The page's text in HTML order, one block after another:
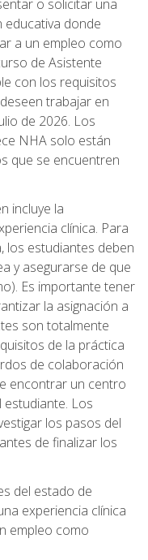
o solicitar una
educativa donde
a un empleo como
de Asistente
con los requisitos
trabajar en
de 2026. Los
NHA solo están
que se encuentren
incluye la
clínica. Para
los estudiantes deben
y asegurarse de que
Es importante tener
la asignación a
son totalmente
de la práctica
de colaboración
encontrar un centro
estudiante. Los
los pasos del
de finalizar los
del estado de
experiencia clínica
empleo como